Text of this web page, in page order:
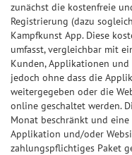
zunächst die kostenfreie
Registrierung (dazu
Kampfkunst App. Diese
umfasst, vergleichbar mit
Kunden, Applikationen
jedoch ohne dass die
weitergegeben oder die
online geschaltet werden.
Monat beschränkt und
Applikation und/oder
zahlungspflichtiges Paket